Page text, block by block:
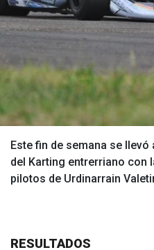
Este fin de semana se
del Karting entrerriano con
pilotos de Urdinarrain
RESULTADOS